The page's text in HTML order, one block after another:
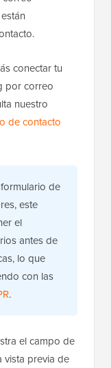
conectar tu
por correo
nuestro
de contacto
de
este
el
antes de
lo que
con las
.
el campo de
vista previa de